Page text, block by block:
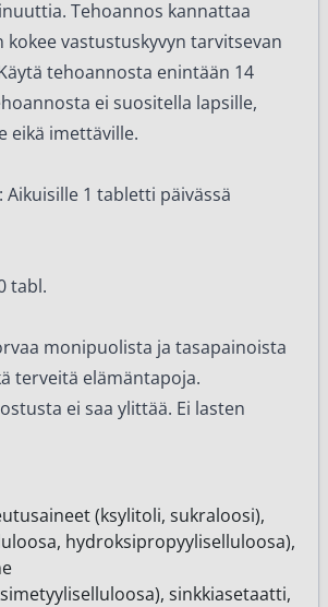
Tehoannos kannattaa
vastustuskyvyn tarvitsevan
tehoannosta enintään 14
ei suositella lapsille,
eikä imettäville.
1 tabletti päivässä
tabl.
monipuolista ja tasapainoista
terveitä elämäntapoja.
ei saa ylittää. Ei lasten
(ksylitoli, sukraloosi),
hydroksipropyyliselluloosa),
sinkkiasetaatti,